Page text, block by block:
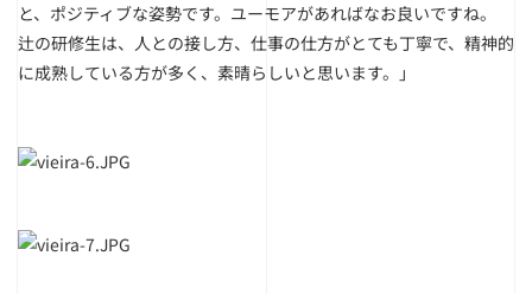
と、ポジティブな姿勢です。ユーモアがあればなお良いですね。
辻の研修生は、人との接し方、仕事の仕方がとても丁寧で、精神的
に成熟している方が多く、素晴らしいと思います。」